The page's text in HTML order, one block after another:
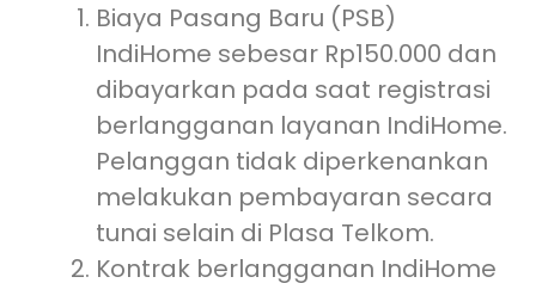
Biaya Pasang Baru (PSB)
IndiHome sebesar Rp150.000 dan
dibayarkan pada saat registrasi
berlangganan layanan IndiHome.
Pelanggan tidak diperkenankan
melakukan pembayaran secara
tunai selain di Plasa Telkom.
Kontrak berlangganan IndiHome